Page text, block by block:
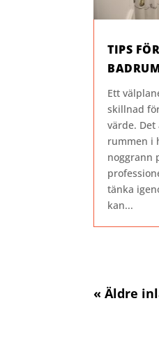
TIPS
Ett
skillnad
värde.
rummen i
noggrann
tänka
kan...
« Äldre